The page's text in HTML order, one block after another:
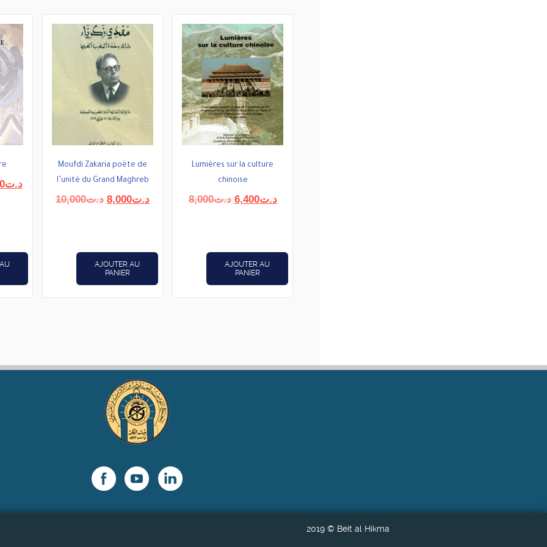
د.تLe
Moufdi Zakaria poète de
l’unité du Grand Maghreb
د.ت10,000
Le
د.ت10,000.
د.ت8,000
Le
AJOUTER AU
PANIER
Lumières sur la culture
chinoise
د.ت8,000
Le
د.ت8,000.
د.ت6,400
Le
AJOUTER AU
PANIER
2019 © Beit al Hikma